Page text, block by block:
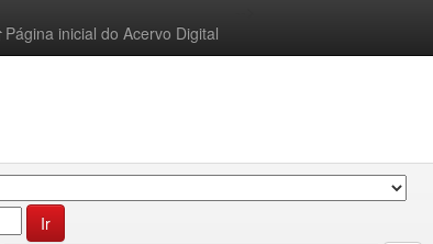
Página inicial do Acervo Digital